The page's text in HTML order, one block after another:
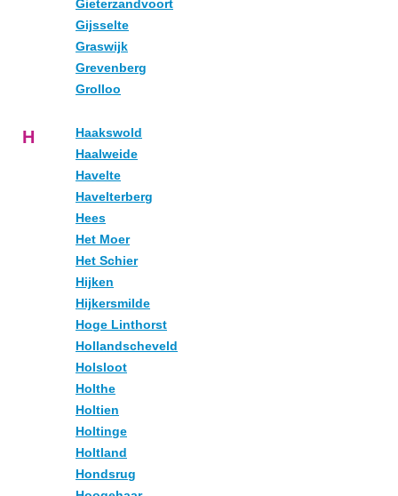
Gieterzandvoort
Gijsselte
Graswijk
Grevenberg
Grolloo
H
Haakswold
Haalweide
Havelte
Havelterberg
Hees
Het Moer
Het Schier
Hijken
Hijkersmilde
Hoge Linthorst
Hollandscheveld
Holsloot
Holthe
Holtien
Holtinge
Holtland
Hondsrug